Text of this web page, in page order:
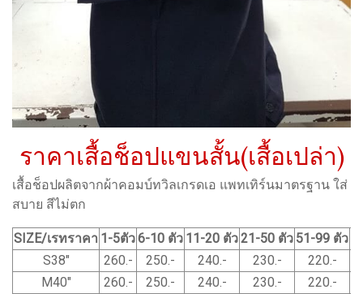
ราคาเสื้อช็อปแขนสั้น(เสื้อเปล่า)
เสื้อช็อปผลิตจากผ้าคอมบ์ทวิลเกรดเอ แพทเทิร์นมาตรฐาน ใส่
สบาย สีไม่ตก
SIZE/เรทราคา 1-5ตัว6-10 ตัว 11-20 ตัว21-50 ตัว 51-99 ตัว
S38"
260.- 250.- 240.- 230.-
220.-
M40"
260.- 250.- 240.- 230.-
220.-